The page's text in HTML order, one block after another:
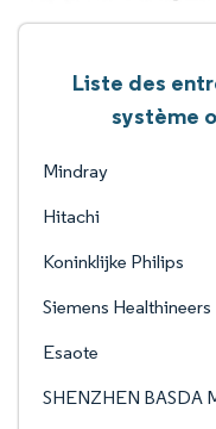
Liste des
système
Mindray
Hitachi
Koninklijke Philips
Siemens Healthineers
Esaote
SHENZHEN BASDA